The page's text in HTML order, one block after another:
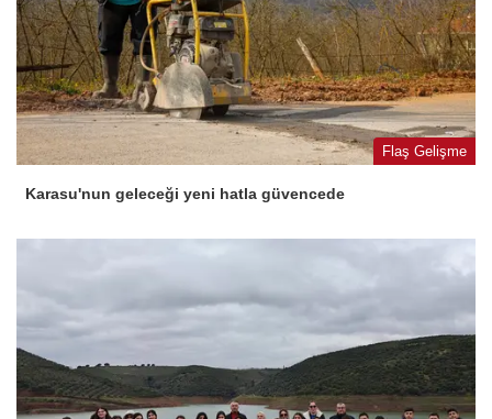
Flaş Gelişme
Karasu'nun geleceği yeni hatla güvencede